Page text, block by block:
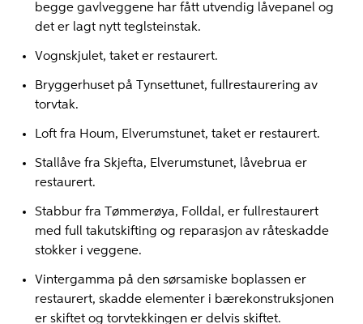
begge gavlveggene har fått utvendig låvepanel og
det er lagt nytt teglsteinstak.
Vognskjulet, taket er restaurert.
Bryggerhuset på Tynsettunet, fullrestaurering av
torvtak.
Loft fra Houm, Elverumstunet, taket er restaurert.
Stallåve fra Skjefta, Elverumstunet, låvebrua er
restaurert.
Stabbur fra Tømmerøya, Folldal, er fullrestaurert
med full takutskifting og reparasjon av råteskadde
stokker i veggene.
Vintergamma på den sørsamiske boplassen er
restaurert, skadde elementer i bærekonstruksjonen
er skiftet og torvtekkingen er delvis skiftet.